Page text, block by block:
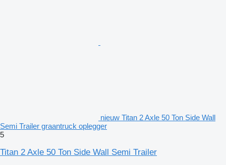
nieuw Titan 2 Axle 50 Ton Side Wall
Semi Trailer graantruck oplegger
5
Titan 2 Axle 50 Ton Side Wall Semi Trailer